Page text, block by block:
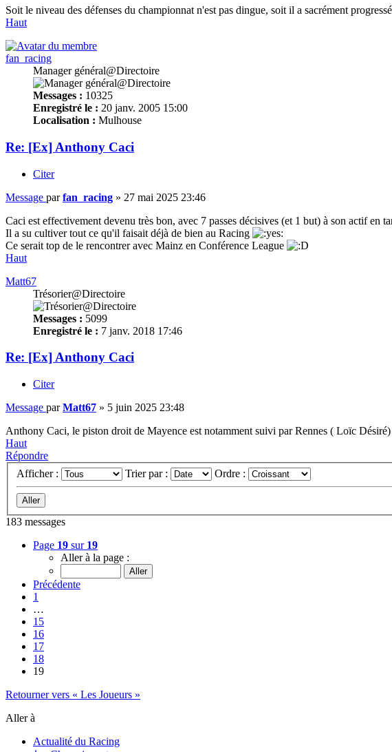
Soit le niveau des défenses du championnat n'est pas dingue, soit il a sacrément
Haut
fan_racing
Manager général@Directoire
Messages : 10325
Enregistré le : 20 janv. 2005 15:00
Localisation : Mulhouse
Re: [Ex] Anthony Caci
Citer
Message parfan_racing » 27 mai 2025 23:46
Caci est effectivement devenu très bon, avec 7 passes décisives (et 1 but) à son actif en
Il a su cultiver tout ce qu'il faisait déjà de bien au Racing
Ce serait top de le rencontrer avec Mainz en Conférence League
Haut
Matt67
Trésorier@Directoire
Messages : 5099
Enregistré le : 7 janv. 2018 17:46
Re: [Ex] Anthony Caci
Citer
Message parMatt67 » 5 juin 2025 23:48
Anthony Caci, le piston droit de Mayence est notamment suivi par Rennes ( Loïc
Haut
Répondre
Afficher :
Trier par : Ordre :
183 messages
Page 19 sur 19
Aller à la page :
Précédente
1
…
15
16
17
18
19
Retourner vers « Les Joueurs »
Aller à
Actualité du Racing